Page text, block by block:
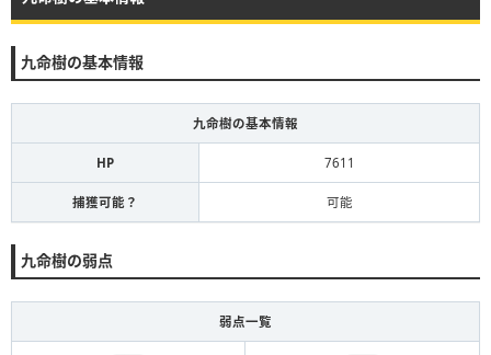
九命樹の基本情報
九命樹の基本情報
HP 7611
捕獲可能？ 可能
九命樹の弱点
弱点一覧